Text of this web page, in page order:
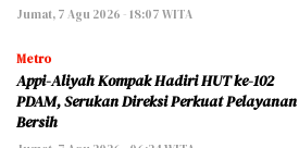
Jumat, 7 Agu 2026 - 18:07 WITA
Metro
Appi-Aliyah Kompak Hadiri HUT ke-102
PDAM, Serukan Direksi Perkuat
Bersih